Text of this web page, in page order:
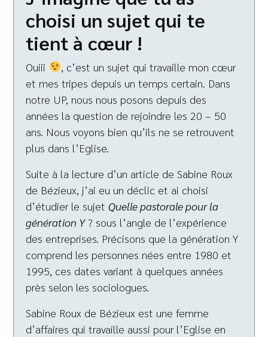
choisi un sujet qui te
tient à cœur !
Ouiii
, c’est un sujet qui travaille mon cœur
et mes tripes depuis un temps certain. Dans
notre UP, nous nous posons depuis des
années la question de rejoindre les 20 – 50
ans. Nous voyons bien qu’ils ne se retrouvent
plus dans l’Eglise.
Suite à la lecture d’un article de Sabine Roux
de Bézieux, j’ai eu un déclic et ai choisi
d’étudier le sujetQuelle pastorale pour la
génération Y? sous l’angle de l’expérience
des entreprises. Précisons que la génération Y
comprend les personnes nées entre 1980 et
1995, ces dates variant à quelques années
près selon les sociologues.
Sabine Roux de Bézieux est une femme
d’affaires qui travaille aussi pour l’Eglise en